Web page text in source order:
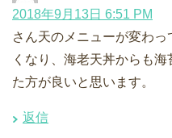
2018年9月13日 6:51 PM
さん天のメニューが変わ
くなり、海老天丼からも
た方が良いと思います。
返信